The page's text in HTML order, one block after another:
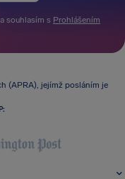
souhlasím s Prohlášením
(APRA), jejímž posláním je